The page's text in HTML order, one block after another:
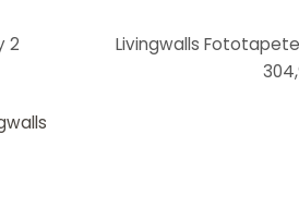
2
Livingwalls